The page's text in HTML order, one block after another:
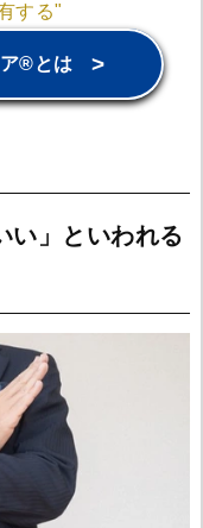
する"
®とは >
い」といわれる